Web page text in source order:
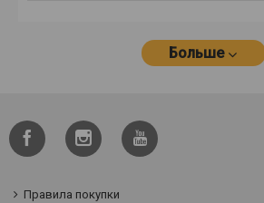
Больше
Правила покупки